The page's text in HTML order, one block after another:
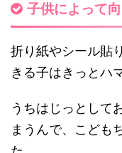
子供によって
折り紙やシール貼
きる子はきっとハ
うちはじっとして
まうんで、こども